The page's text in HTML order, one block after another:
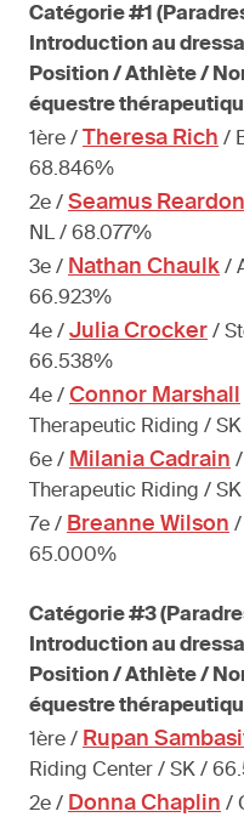
Catégorie #1
Introduction au
Position / Athlète /
équestre
1ère / Theresa Rich /
68.846%
2e / Seamus Reardon
NL / 68.077%
3e / Nathan Chaulk /
66.923%
4e / Julia Crocker /
66.538%
4e / Connor Marshall
Therapeutic Riding /
6e / Milania Cadrain /
Therapeutic Riding /
7e / Breanne Wilson /
65.000%
Catégorie #3
Introduction au
Position / Athlète /
équestre
1ère / Rupan
Riding Center / SK /
2e / Donna Chaplin /